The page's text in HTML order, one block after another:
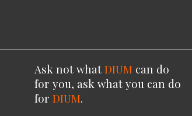
Ask not what DIUM can do
for you, ask what you can do
for DIUM.